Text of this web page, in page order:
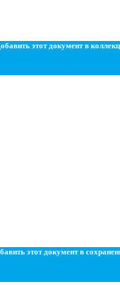
этот документ в
этот документ в